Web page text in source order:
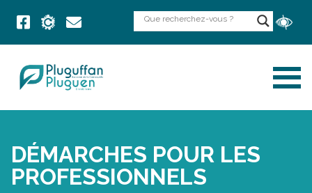
DÉMARCHES POUR LES
PROFESSIONNELS